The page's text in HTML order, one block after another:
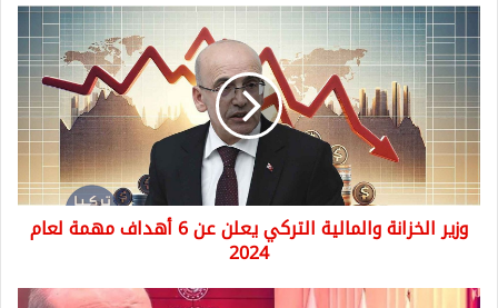
وزير
الخزانة
والمالية
التركي
يعلن
عن
6
أهداف
مهمة
لعام
2024
وزير الخزانة والمالية التركي يعلن عن 6 أهداف مهمة لعام
2024
الحد